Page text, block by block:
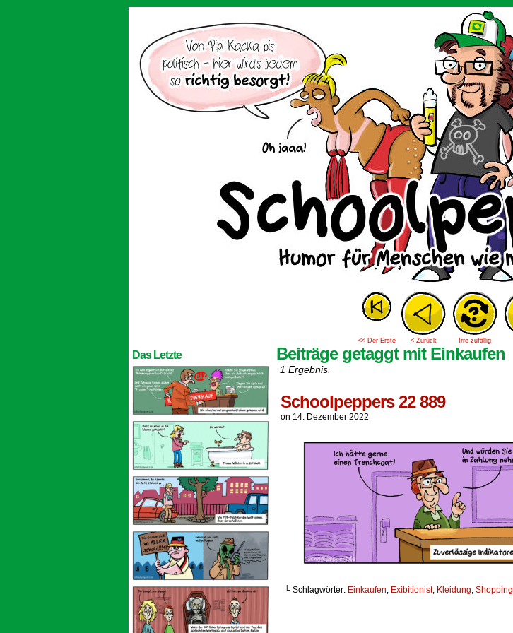
<< Der Erste < Zurück Irre zufällig
Das Letzte Beiträge getaggt mit Einkaufen
1 Ergebnis.
Schoolpeppers 22 889
on 14. Dezember 2022
└ Schlagwörter: Einkaufen, Exibitionist, Kleidung, Shopping